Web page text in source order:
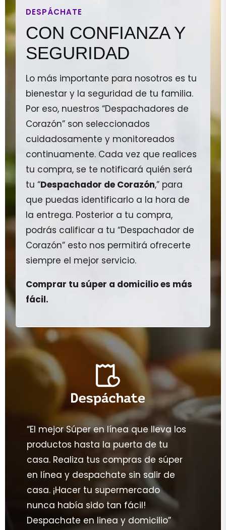
DESPÁCHATE
CON CONFIANZA Y
SEGURIDAD
Lo más importante para nosotros es tu
bienestar y la seguridad de tu familia.
Por eso, nuestros “Despachadores de
Corazón” son seleccionados
cuidadosamente y monitoreados
continuamente. Cada vez que realices
tu compra, se te notificará quién será
tu “Despachador de Corazón,” para
que puedas identificarlo a la hora de
la entrega. Posterior a tu compra,
podrás calificar a tu “Despachador de
Corazón” esto nos permitirá ofrecerte
siempre el mejor servicio.
Comprar tu súper a domicilio es más
fácil.
“El mejor Súper en línea que lleva los
productos hasta la puerta de tu
casa. Realiza tus compras de súper
en línea y despachate sin salir de
casa. ¡Hacer tu supermercado
nunca había sido tan fácil!
Despachate en linea y domicilio”